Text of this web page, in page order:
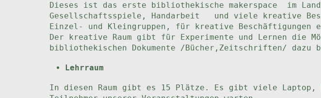
Dieses ist das erste bibliothekische makerspace im
Gesellschaftsspiele, Handarbeit und viele kreative
Einzel- und Kleingruppen, für kreative Beschäftigungen
Der kreative Raum gibt für Experimente und Lernen die
bibliothekischen Dokumente /Bücher,Zeitschriften/ dazu
Lehrraum
In diesen Raum gibt es 15 Plätze. Es gibt viele